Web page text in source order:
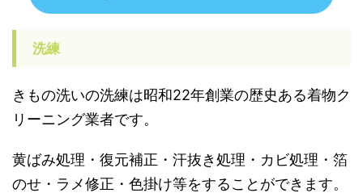
洗練
きもの洗いの洗練は昭和22年創業の歴史ある着物ク
リーニング業者です。
黄ばみ処理・復元補正・汗抜き処理・カビ処理・箔
のせ・ラメ修正・色掛け等をすることができます。